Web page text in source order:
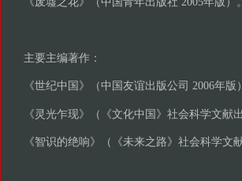
主要主编著作：
《世纪中国》（中国友谊出版公司 2006年版
《灵光乍现》（《文化中国》社会科学文献
《智识的绝响》（《未来之路》社会科学文